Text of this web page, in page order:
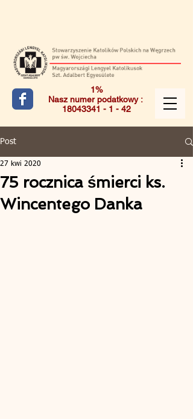
1%
Nasz numer podatkowy :
18043341 - 1 - 42
Post
75 rocznica śmierci ks.
Wincentego Danka
27 kwi 2020